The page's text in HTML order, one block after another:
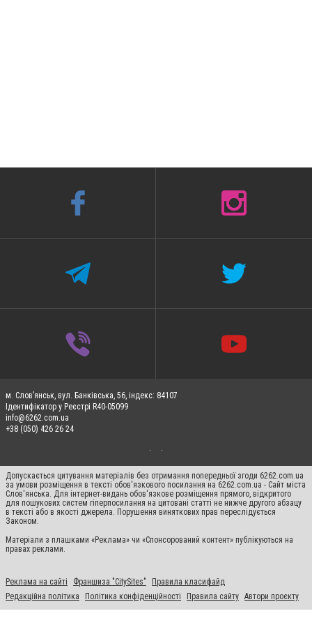
м. Слов’янськ, вул. Банківська, 56, індекс: 84107
Ідентифікатор у Реєстрі R40-05099
info@6262.com.ua
+38 (050) 426 26 24
Допускається цитування матеріалів без отримання попередньої згоди 6262.com.ua
за умови розміщення в тексті обов'язкового посилання на 6262.com.ua - Сайт міста
Слов'янська. Для інтернет-видань обов'язкове розміщення прямого, відкритого
для пошукових систем гіперпосилання на цитовані статті не нижче другого абзацу
в тексті або в якості джерела. Порушення виняткових прав переслідується
Законом.
Матеріали з плашками «Реклама» чи «Спонсорований контент» публікуються на
правах реклами.
Реклама на сайті Франшиза "CitySites"
Правила класифайд
Редакційна політика
Політика конфіденційності Правила сайту Автори проєкту